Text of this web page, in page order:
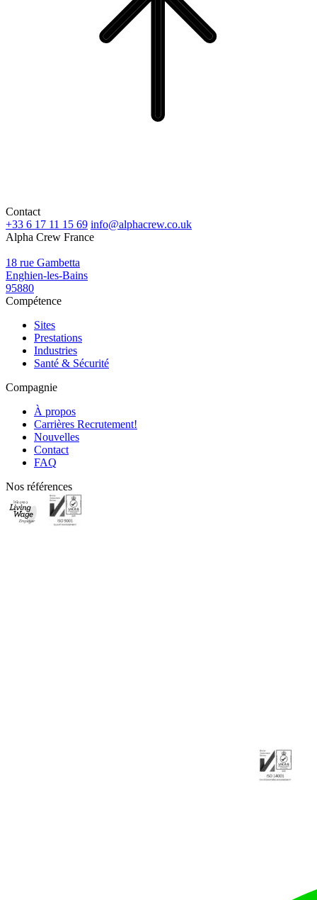
Contact
+33 6 17 11 15 69 info@alphacrew.co.uk
Alpha Crew France
18 rue Gambetta
Enghien-les-Bains
95880
Compétence
Sites
Prestations
Industries
Santé & Sécurité
Compagnie
À propos
Carrières Recrutement!
Nouvelles
Contact
FAQ
Nos références